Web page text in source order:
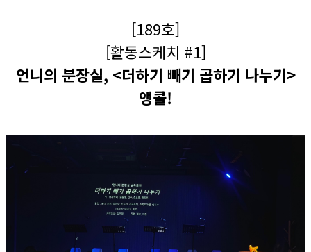
[189호]
[활동스케치 #1]
언니의 분장실, <더하기 빼기 곱하기 나누기>
앵콜!